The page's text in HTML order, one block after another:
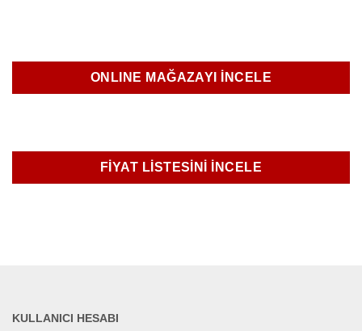
ONLINE MAĞAZAYI İNCELE
FİYAT LİSTESİNİ İNCELE
KULLANICI HESABI